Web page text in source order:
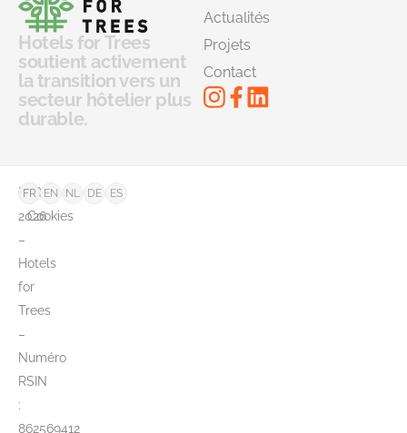
Hotels for Trees
soutient activement
la transition vers un
secteur hôtelier plus
durable.
Actualités
Projets
Contact
©
2026
–
Hotels
for
Trees
–
Numéro
RSIN
:
862569412
FAQ
Cookies
FR EN NL DE ES